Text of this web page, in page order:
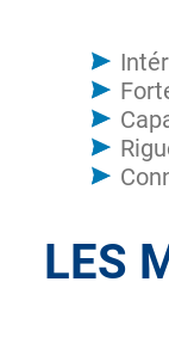
LES